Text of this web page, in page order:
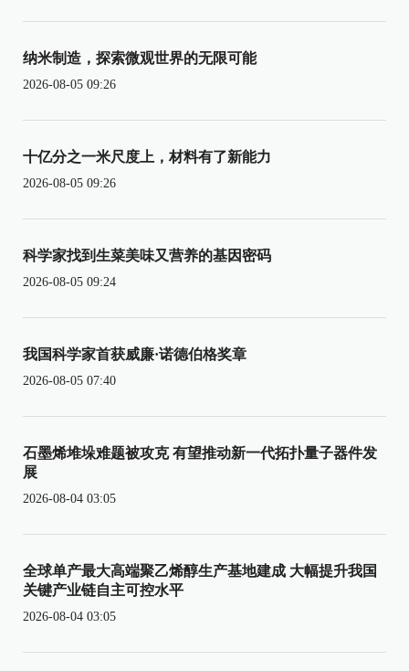
纳米制造，探索微观世界的无限可能
2026-08-05 09:26
十亿分之一米尺度上，材料有了新能力
2026-08-05 09:26
科学家找到生菜美味又营养的基因密码
2026-08-05 09:24
我国科学家首获威廉·诺德伯格奖章
2026-08-05 07:40
石墨烯堆垛难题被攻克 有望推动新一代拓扑量子器件发
展
2026-08-04 03:05
全球单产最大高端聚乙烯醇生产基地建成 大幅提升我国
关键产业链自主可控水平
2026-08-04 03:05